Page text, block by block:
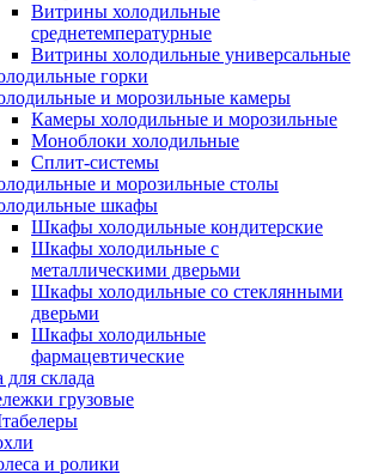
Витрины холодильные
среднетемпературные
Витрины холодильные универсальные
горки
и морозильные камеры
Камеры холодильные и морозильные
Моноблоки холодильные
Сплит-системы
и морозильные столы
шкафы
Шкафы холодильные кондитерские
Шкафы холодильные с
металлическими дверьми
Шкафы холодильные со стеклянными
дверьми
Шкафы холодильные
фармацевтические
для склада
грузовые
и ролики